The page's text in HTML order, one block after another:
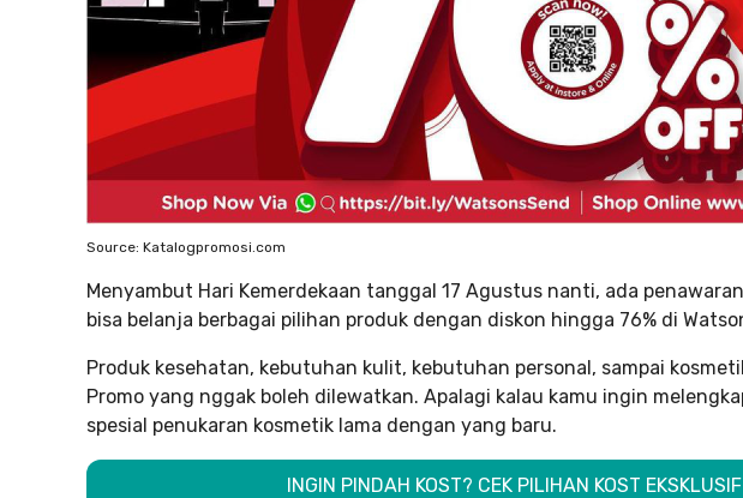
Source: Katalogpromosi.com
Menyambut Hari Kemerdekaan tanggal 17 Agustus nanti, ada
bisa belanja berbagai pilihan produk dengan diskon hingga 76% di
Produk kesehatan, kebutuhan kulit, kebutuhan personal, sampai
Promo yang nggak boleh dilewatkan. Apalagi kalau kamu ingin
spesial penukaran kosmetik lama dengan yang baru.
INGIN PINDAH KOST? CEK PILIHAN KOST